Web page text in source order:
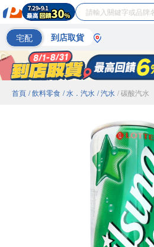
宅配 到店取貨
首頁 / 飲料零食 / 水．汽水 / 汽水 / 碳酸汽水